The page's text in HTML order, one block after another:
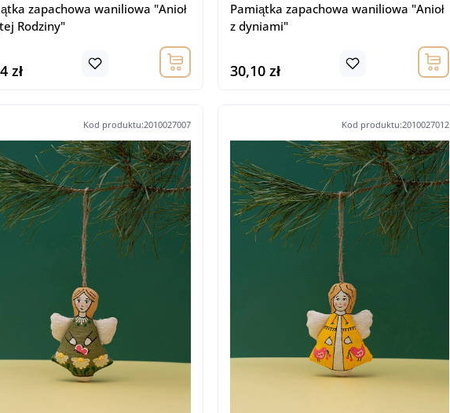
zapachowa waniliowa "Anioł
Rodziny"
zł
Pamiątka zapachowa waniliowa "Anioł
z dyniami"
30,10 zł
Kod produktu:2010027007 Kod produktu:2010027012